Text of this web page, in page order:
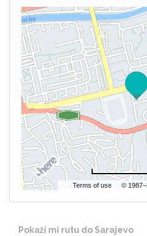
Terms of use ©
Pokaži mi rutu do Sarajevo